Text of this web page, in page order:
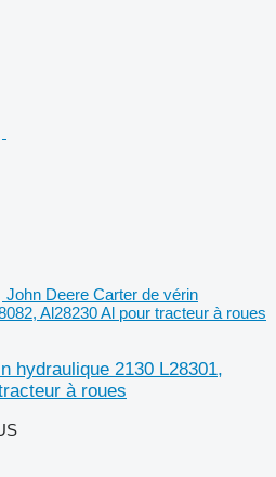
John Deere Carter de vérin
Al28230 Al pour tracteur à roues
hydraulique 2130 L28301,
à roues